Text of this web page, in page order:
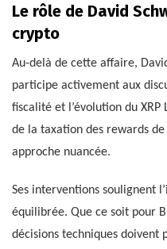
Le rôle de David
crypto
Au-delà de cette affaire,
participe activement aux
fiscalité et l’évolution du
de la taxation des rewards
approche nuancée.
Ses interventions soulignent
équilibrée. Que ce soit pour
décisions techniques doivent